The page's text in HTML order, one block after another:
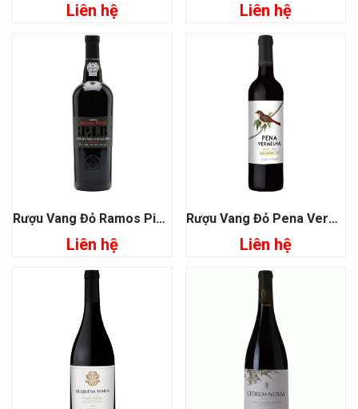
Liên hệ Liên hệ
Rượu Vang Đỏ Ramos Pinto Late Bottled Vintage
Liên hệ
Rượu Vang Đỏ Pena Vermelha
Liên hệ